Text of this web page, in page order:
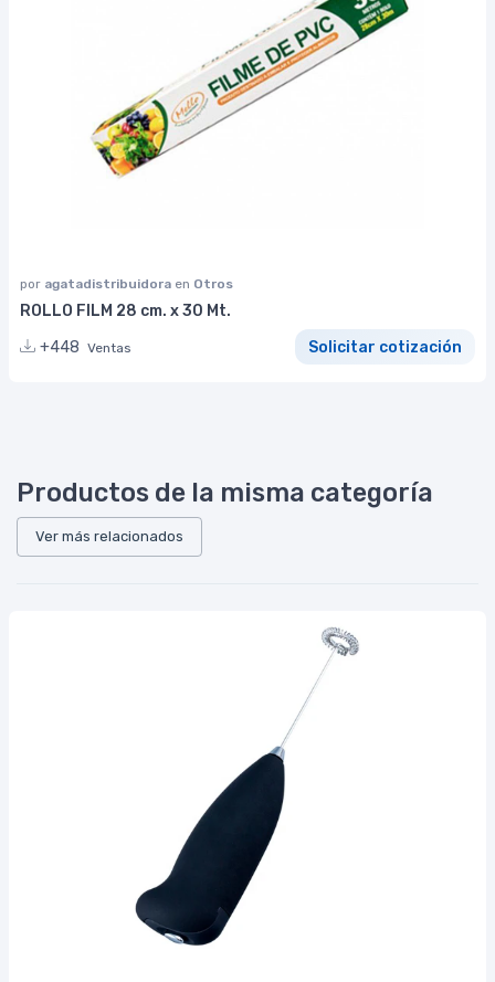
por agatadistribuidora en Otros
ROLLO FILM 28 cm. x 30 Mt.
+448 Ventas Solicitar cotización
Productos de la misma categoría
Ver más relacionados